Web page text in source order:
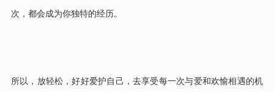
次，都会成为你独特的经历。
所以，放轻松，好好爱护自己，去享受每一次与爱和欢愉相遇的机